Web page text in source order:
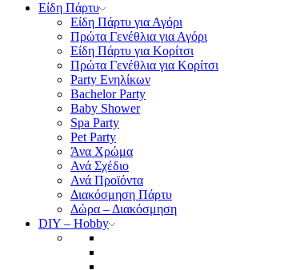
Είδη Πάρτυ
Είδη Πάρτυ για Αγόρι
Πρώτα Γενέθλια για Αγόρι
Είδη Πάρτυ για Κορίτσι
Πρώτα Γενέθλια για Κορίτσι
Party Ενηλίκων
Bachelor Party
Baby Shower
Spa Party
Pet Party
Άνα Χρώμα
Ανά Σχέδιο
Ανά Προϊόντα
Διακόσμηση Πάρτυ
Δώρα – Διακόσμηση
DIY – Hobby